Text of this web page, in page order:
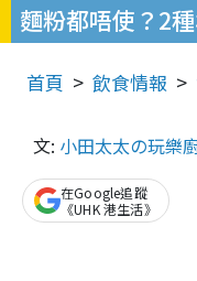
麵粉都唔使？2
首頁 飲食情報
文: 小田太太の玩樂
在Google追蹤
《UHK 港生活》